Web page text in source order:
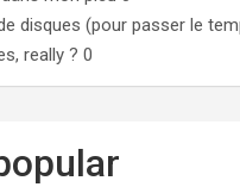
disques (pour passer le
really ? 0